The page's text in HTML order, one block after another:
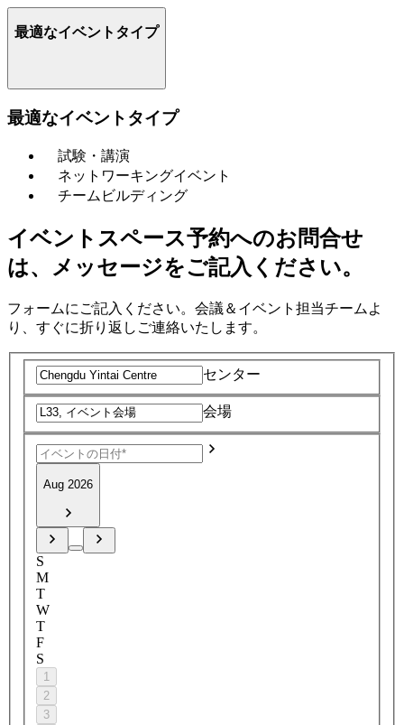
最適なイベントタイプ
最適なイベントタイプ
試験・講演
ネットワーキングイベント
チームビルディング
イベントスペース予約へのお問合せ
は、メッセージをご記入ください。
フォームにご記入ください。会議＆イベント担当チームよ
り、すぐに折り返しご連絡いたします。
センター
会場
Aug 2026
S
M
T
W
T
F
S
1
2
3